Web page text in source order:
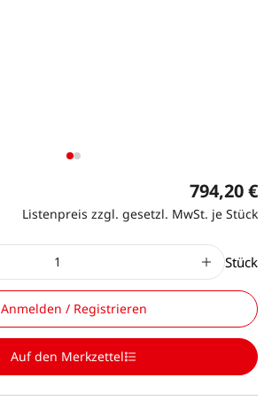
794,20 €
Listenpreis zzgl. gesetzl. MwSt. je Stück
Stück
Anmelden / Registrieren
Auf den Merkzettel